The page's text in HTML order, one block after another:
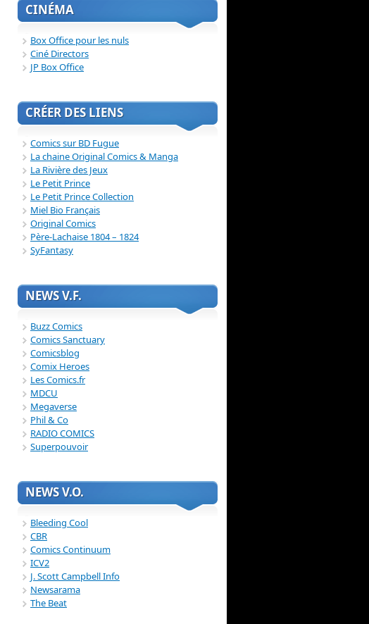
CINÉMA
Box Office pour les nuls
Ciné Directors
JP Box Office
CRÉER DES LIENS
Comics sur BD Fugue
La chaine Original Comics & Manga
La Rivière des Jeux
Le Petit Prince
Le Petit Prince Collection
Miel Bio Français
Original Comics
Père-Lachaise 1804 – 1824
SyFantasy
NEWS V.F.
Buzz Comics
Comics Sanctuary
Comicsblog
Comix Heroes
Les Comics.fr
MDCU
Megaverse
Phil & Co
RADIO COMICS
Superpouvoir
NEWS V.O.
Bleeding Cool
CBR
Comics Continuum
ICV2
J. Scott Campbell Info
Newsarama
The Beat